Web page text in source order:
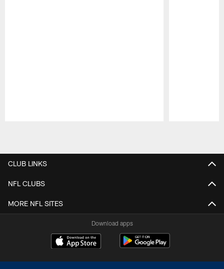
CLUB LINKS
NFL CLUBS
MORE NFL SITES
Download apps